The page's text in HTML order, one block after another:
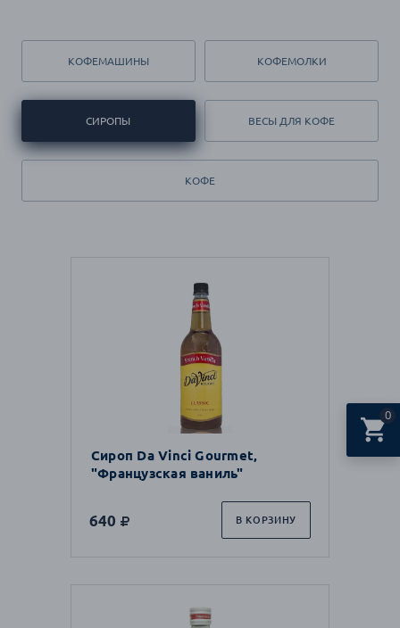
0
КОФЕМАШИНЫ КОФЕМОЛКИ
СИРОПЫ ВЕСЫ ДЛЯ КОФЕ
КОФЕ
Сироп Da Vinci Gourmet,
"Французская ваниль"
640 В КОРЗИНУ